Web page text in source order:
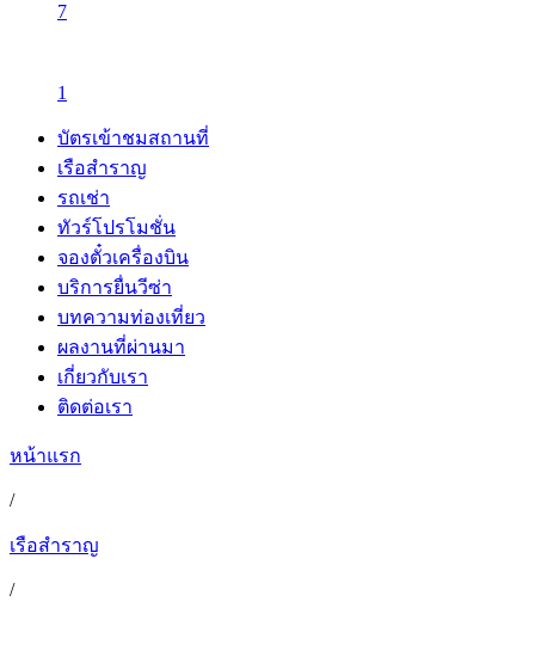
7
1
บัตรเข้าชมสถานที่
เรือสำราญ
รถเช่า
ทัวร์โปรโมชั่น
จองตั๋วเครื่องบิน
บริการยื่นวีซ่า
บทความท่องเที่ยว
ผลงานที่ผ่านมา
เกี่ยวกับเรา
ติดต่อเรา
หน้าแรก
/
เรือสำราญ
/